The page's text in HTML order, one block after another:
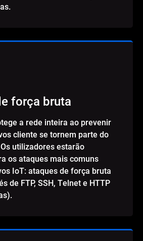
força bruta
a rede inteira ao prevenir
cliente se tornem parte do
utilizadores estarão
os ataques mais comuns
IoT: ataques de força bruta
de FTP, SSH, Telnet e HTTP